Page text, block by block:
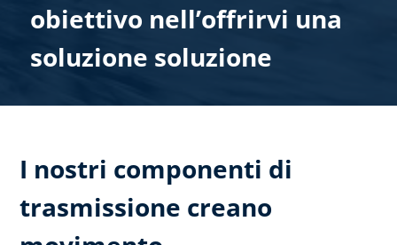
obiettivo nell’offrirvi una
soluzione soluzione
I nostri componenti di
trasmissione creano